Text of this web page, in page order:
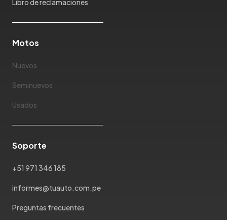
Libro de reclamaciones
Motos
Nuevos
Seminuevos
Usados
Soporte
+51 971 346 185
informes@tuauto.com.pe
Preguntas frecuentes